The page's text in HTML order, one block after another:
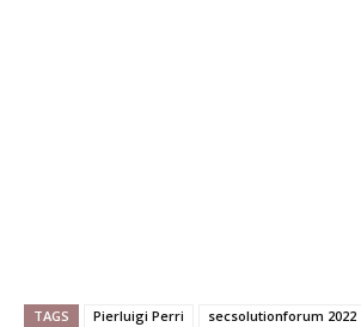
TAGS Pierluigi Perri secsolutionforum 2022